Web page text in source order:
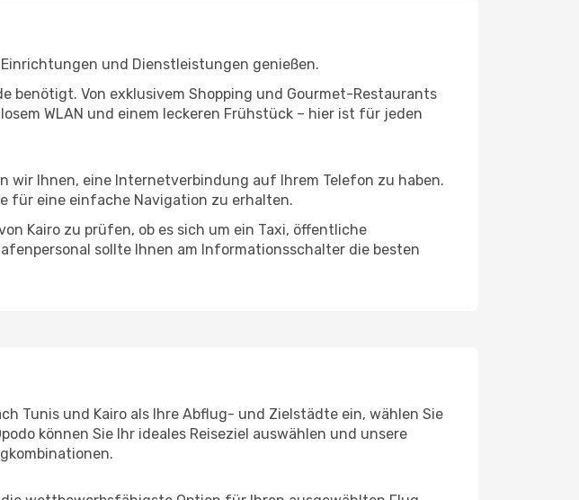
und Dienstleistungen genießen.
benötigt. Von exklusivem Shopping und Gourmet-Restaurants
WLAN und einem leckeren Frühstück – hier ist für jeden
wir Ihnen, eine Internetverbindung auf Ihrem Telefon zu haben.
für eine einfache Navigation zu erhalten.
Kairo zu prüfen, ob es sich um ein Taxi, öffentliche
sollte Ihnen am Informationsschalter die besten
Tunis und Kairo als Ihre Abflug- und Zielstädte ein, wählen Sie
können Sie Ihr ideales Reiseziel auswählen und unsere